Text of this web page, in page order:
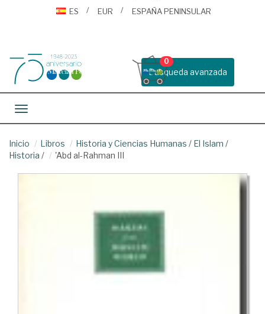
ES
EUR ESPAÑA PENINSULAR
Busqueda avanzada
0
Toggle navigation
Inicio Libros Historia y Ciencias Humanas / El Islam /
Historia / 'Abd al-Rahman III